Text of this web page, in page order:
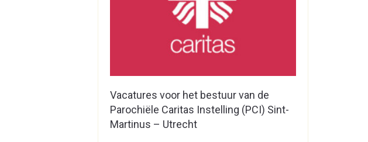
Vacatures voor het bestuur van de
Parochiële Caritas Instelling (PCI) Sint-
Martinus – Utrecht